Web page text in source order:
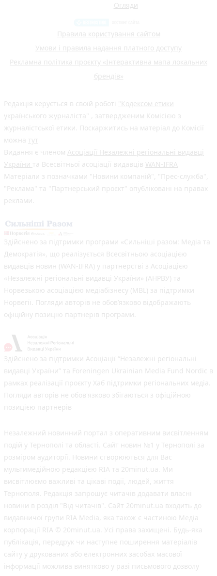
Огляди
Правила користування сайтом
Умови і правила надання платного доступу
Рекламна політика проєкту «Інтерактивна мапа локальних
брендів»
Редакція керується в своїй роботі "Кодексом етики
українського журналіста" , затвердженим Комісією з
журналістської етики. Поскаржитись на матеріал до Комісії
можна тут
Видання є членом Асоціації Незалежні регіональні видавці
України та Всесвітньої асоціації видавців WAN-IFRA
Матеріали з позначками "Новини компаній", "Прес-служба",
"Реклама" та "Партнерський проєкт" опубліковані на правах
реклами.
Здійснено за підтримки програми «Сильніші разом: Медіа та
Демократія», що реалізується Всесвітньою асоціацією
видавців новин (WAN-IFRA) у партнерстві з Асоціацією
«Незалежні регіональні видавці України» (АНРВУ) та
Норвезькою асоціацією медіабізнесу (MBL) за підтримки
Норвегії. Погляди авторів не обов’язково відображають
офіційну позицію партнерів програми.
Здійснено за підтримки Асоціації “Незалежні регіональні
видавці України” та Foreningen Ukrainian Media Fund Nordic в
рамках реалізації проєкту Хаб підтримки регіональних медіа.
Погляди авторів не обов'язково збігаються з офіційною
позицією партнерів
Незалежний новинний портал з оперативним висвітленням
подій у Тернополі та області. Сайт новин №1 у Тернополі за
розміром аудиторії. Новини створюються для Вас
мультимедійною редакцією RIA та 20minut.ua. Ми
висвітлюємо важливі та цікаві події, людей, життя
Тернополя. Редакція запрошує читачів додавати власні
новини в розділ "Від читачів". Сайт 20minut.ua входить до
видавничої групи RIA Media, яка також є частиною Медіа
корпорації RIA © 20minut.ua. Усі права захищені. Будь-яка
публiкацiя, передрук чи наступне поширення матеріалів
сайту у друкованих або електронних засобах масової
інформації можлива винятково у разі письмового дозволу